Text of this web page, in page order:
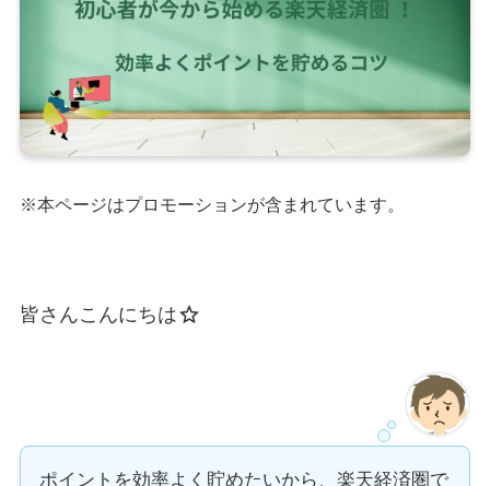
※本ページはプロモーションが含まれています。
皆さんこんにちは
ポイントを効率よく貯めたいから、楽天経済圏で